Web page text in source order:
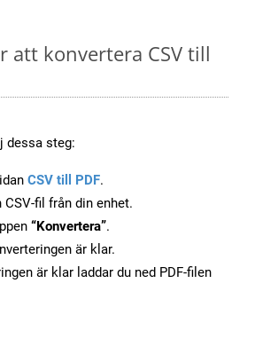
att konvertera CSV till
dessa steg:
CSV till PDF.
CSV-fil från din enhet.
“Konvertera”.
är klar.
är klar laddar du ned PDF-filen